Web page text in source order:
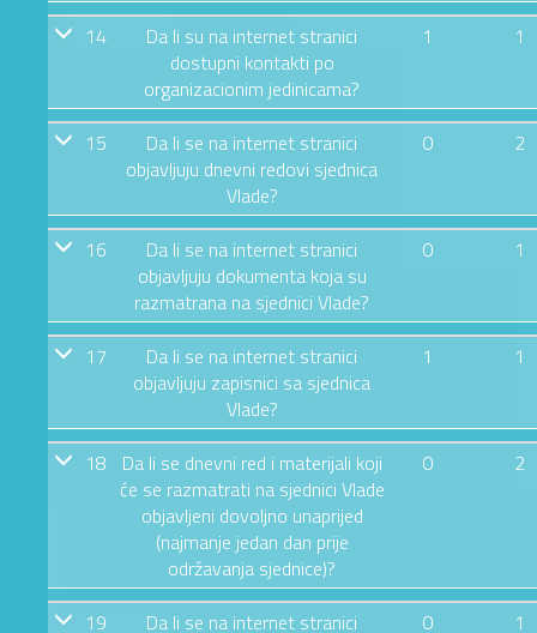
14
Da li su na internet stranici
dostupni kontakti po
organizacionim jedinicama?
1 1
15
Da li se na internet stranici
objavljuju dnevni redovi sjednica
Vlade?
0 2
16
Da li se na internet stranici
objavljuju dokumenta koja su
razmatrana na sjednici Vlade?
0 1
17
Da li se na internet stranici
objavljuju zapisnici sa sjednica
Vlade?
1 1
18
Da li se dnevni red i materijali koji
će se razmatrati na sjednici Vlade
objavljeni dovoljno unaprijed
(najmanje jedan dan prije
održavanja sjednice)?
0 2
19 Da li se na internet stranici 0 1